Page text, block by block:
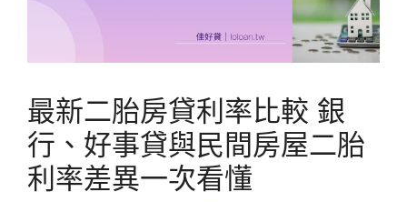
最新二胎房貸利率比較 銀
行、好事貸與民間房屋二胎
利率差異一次看懂